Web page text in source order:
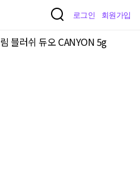
로그인 회원가입